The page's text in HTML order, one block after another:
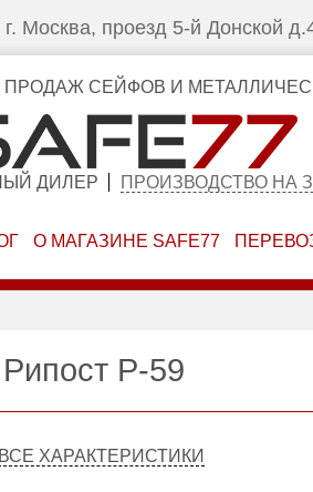
г. Москва, проезд 5-й Донской
СЕЙФОВ И
ДИЛЕР ПРОИЗВОДСТВО НА
О МАГАЗИНЕ SAFE77
Р-59
ВСЕ ХАРАКТЕРИСТИКИ